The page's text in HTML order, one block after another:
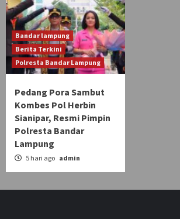
Bandar lampung
Berita Terkini
Polresta Bandar Lampung
Pedang Pora Sambut
Kombes Pol Herbin
Sianipar, Resmi Pimpin
Polresta Bandar
Lampung
5 hari ago admin